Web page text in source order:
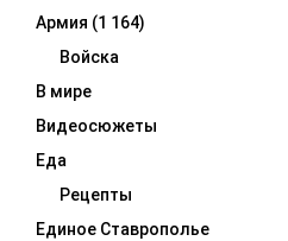
Армия (1 164)
Войска
В мире
Видеосюжеты
Еда
Рецепты
Единое Ставрополье